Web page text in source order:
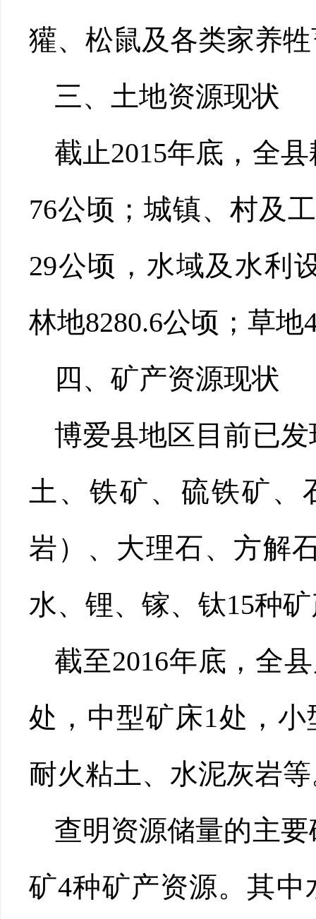
獾、松鼠及各类家养
三、土地资源现状
截止2015年底，全
76公顷；城镇、村及
29公顷，水域及水利
林地8280.6公顷；草地
四、矿产资源现状
博爱县地区目前已
土、铁矿、硫铁矿、
岩）、大理石、方解
水、锂、镓、钛15种
截至2016年底，全
处，中型矿床1处，
耐火粘土、水泥灰岩
查明资源储量的主
矿4种矿产资源。其中